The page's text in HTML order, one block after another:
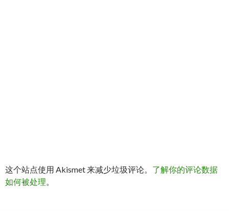
这个站点使用 Akismet 来减少垃圾评论。 了解你的评论数据
如何被处理。